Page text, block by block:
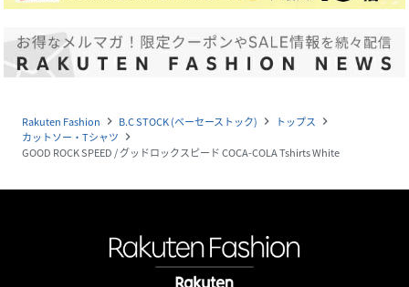
Rakuten Fashion navigate_next B.C STOCK (ベーセーストック) navigate_next トップス navigate_next
カットソー・Tシャツ navigate_next
GOOD ROCK SPEED / グッドロックスピード COCA-COLA Tshirts White